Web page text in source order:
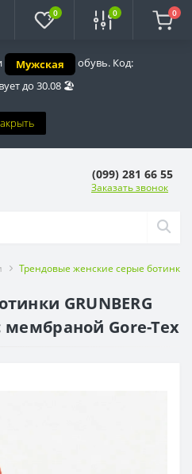
Мужская
обувь. Код:
до 30.08 🏖️
0 0 0
(099) 281 66 55
Заказать звонок
Трендовые женские серые ботинки
GRUNBERG
мембраной Gore-Tex